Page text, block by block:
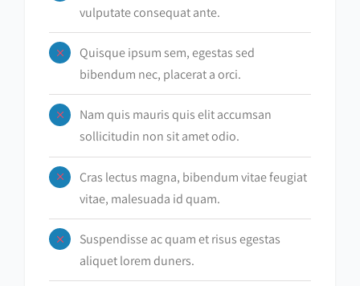
vulputate consequat ante.
Quisque ipsum sem, egestas sed
bibendum nec, placerat a orci.
Nam quis mauris quis elit accumsan
sollicitudin non sit amet odio.
Cras lectus magna, bibendum vitae feugiat
vitae, malesuada id quam.
Suspendisse ac quam et risus egestas
aliquet lorem duners.